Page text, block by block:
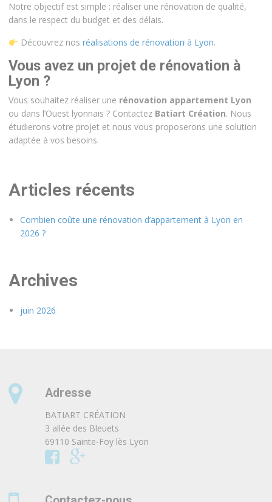
Notre objectif est simple : réaliser une rénovation de qualité,
dans le respect du budget et des délais.
Découvrez nos réalisations de rénovation à Lyon.
Vous avez un projet de rénovation à
Lyon ?
Vous souhaitez réaliser une rénovation appartement Lyon
ou dans l’Ouest lyonnais ? Contactez Batiart Création. Nous
étudierons votre projet et nous vous proposerons une solution
adaptée à vos besoins.
Articles récents
Combien coûte une rénovation d’appartement à Lyon en
2026 ?
Archives
juin 2026
Adresse
BATIART CRÉATION
3 allée des Bleuets
69110 Sainte-Foy lès Lyon